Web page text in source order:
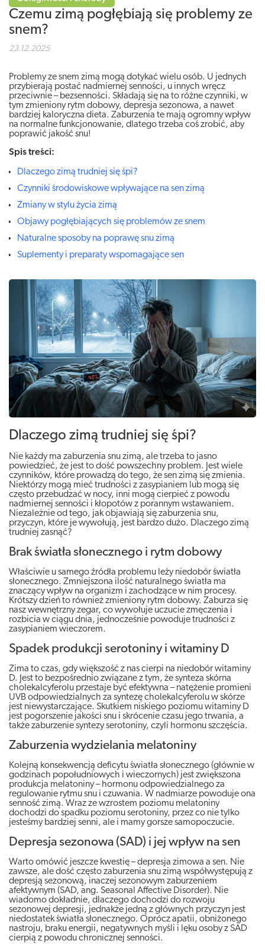
Czemu zimą pogłębiają się problemy ze
snem?
23.12.2025
Problemy ze snem zimą mogą dotykać wielu osób. U jednych
przybierają postać nadmiernej senności, u innych wręcz
przeciwnie – bezsenności. Składają się na to różne czynniki, w
tym zmieniony rytm dobowy, depresja sezonowa, a nawet
bardziej kaloryczna dieta. Zaburzenia te mają ogromny wpływ
na normalne funkcjonowanie, dlatego trzeba coś zrobić, aby
poprawić jakość snu!
Spis treści:
Dlaczego zimą trudniej się śpi?
Czynniki środowiskowe wpływające na sen zimą
Zmiany w stylu życia zimą
Objawy pogłębiających się problemów ze snem
Naturalne sposoby na poprawę snu zimą
Suplementy i preparaty wspomagające sen
Dlaczego zimą trudniej się śpi?
Nie każdy ma zaburzenia snu zimą, ale trzeba to jasno
powiedzieć, że jest to dość powszechny problem. Jest wiele
czynników, które prowadzą do tego, że sen zimą się zmienia.
Niektórzy mogą mieć trudności z zasypianiem lub mogą się
często przebudzać w nocy, inni mogą cierpieć z powodu
nadmiernej senności i kłopotów z porannym wstawaniem.
Niezależnie od tego, jak objawiają się zaburzenia snu,
przyczyn, które je wywołują, jest bardzo dużo. Dlaczego zimą
trudniej zasnąć?
Brak światła słonecznego i rytm dobowy
Właściwie u samego źródła problemu leży niedobór światła
słonecznego. Zmniejszona ilość naturalnego światła ma
znaczący wpływ na organizm i zachodzące w nim procesy.
Krótszy dzień to również zmieniony rytm dobowy. Zaburza się
nasz wewnętrzny zegar, co wywołuje uczucie zmęczenia i
rozbicia w ciągu dnia, jednocześnie powoduje trudności z
zasypianiem wieczorem.
Spadek produkcji serotoniny i witaminy D
Zima to czas, gdy większość z nas cierpi na niedobór witaminy
D. Jest to bezpośrednio związane z tym, że synteza skórna
cholekalcyferolu przestaje być efektywna – natężenie promieni
UVB odpowiedzialnych za syntezę cholekalcyferolu w skórze
jest niewystarczające. Skutkiem niskiego poziomu witaminy D
jest pogorszenie jakości snu i skrócenie czasu jego trwania, a
także zaburzenie syntezy serotoniny, czyli hormonu szczęścia.
Zaburzenia wydzielania melatoniny
Kolejną konsekwencją deficytu światła słonecznego (głównie w
godzinach popołudniowych i wieczornych) jest zwiększona
produkcja melatoniny – hormonu odpowiedzialnego za
regulowanie rytmu snu i czuwania. W nadmiarze powoduje ona
senność zimą. Wraz ze wzrostem poziomu melatoniny
dochodzi do spadku poziomu serotoniny, przez co nie tylko
jesteśmy bardziej senni, ale i mamy gorsze samopoczucie.
Depresja sezonowa (SAD) i jej wpływ na sen
Warto omówić jeszcze kwestię – depresja zimowa a sen. Nie
zawsze, ale dość często zaburzenia snu zimą współwystępują z
depresją sezonową, inaczej sezonowym zaburzeniem
afektywnym (SAD, ang. Seasonal Affective Disorder). Nie
wiadomo dokładnie, dlaczego dochodzi do rozwoju
sezonowej depresji, jednakże jedną z głównych przyczyn jest
niedostatek światła słonecznego. Oprócz apatii, obniżonego
nastroju, braku energii, negatywnych myśli i lęku osoby z SAD
cierpią z powodu chronicznej senności.